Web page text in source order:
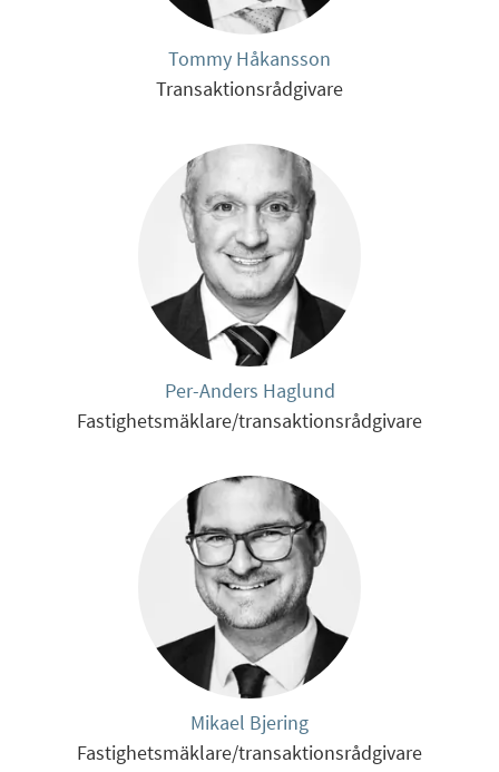
Tommy Håkansson
Transaktionsrådgivare
Per-Anders Haglund
Fastighetsmäklare/transaktionsrådgivare
Mikael Bjering
Fastighetsmäklare/transaktionsrådgivare